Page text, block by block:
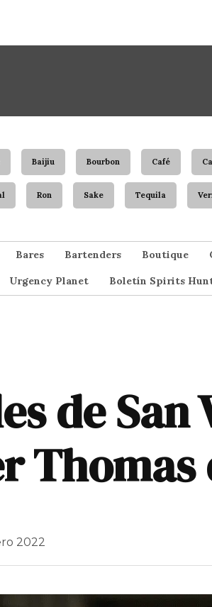
Baijiu Bourbon Café
Ron Sake Tequila
Bares Bartenders Boutique
Urgency Planet Boletín Spirits
de San
Thomas
2022